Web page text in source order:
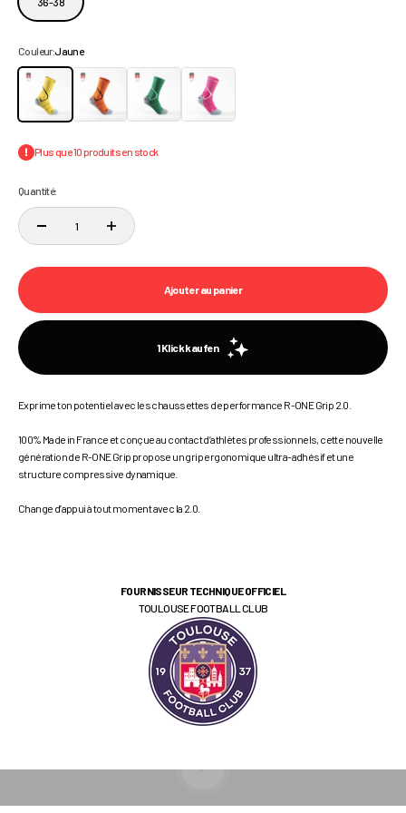
Couleur:Jaune
Jaune
Orange Vert Rose
Plus que 10 produits en stock
Quantité:
Ajouter au panier
Exprime ton potentiel avec les chaussettes de performance R-ONE Grip 2.0.
100% Made in France et conçue au contact d’athlètes professionnels, cette nouvelle
génération de R-ONE Grip propose un grip ergonomique ultra-adhésif et une
structure compressive dynamique.
Change d’appui à tout moment avec la 2.0.
FOURNISSEUR TECHNIQUE OFFICIEL
TOULOUSE FOOTBALL CLUB